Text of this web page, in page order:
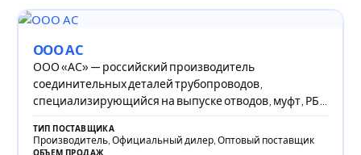
ООО АС
ООО «АС» — российский производитель
соединительных деталей трубопроводов,
специализирующийся на выпуске отводов, муфт, РБС
и оцинкованных из
ТИП ПОСТАВЩИКА
Производитель, Официальный дилер, Оптовый поставщик
ОБЪЕМ ПРОДАЖ